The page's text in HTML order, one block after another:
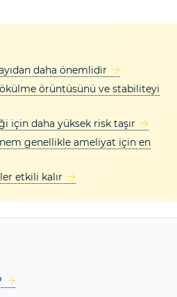
daha önemlidir
örüntüsünü ve stabiliteyi
için daha yüksek risk taşır
genellikle ameliyat için en
etkili kalır